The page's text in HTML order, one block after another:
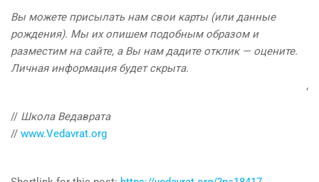
Вы можете присылать нам свои карты (или данные
рождения). Мы их опишем подобным образом и
разместим на сайте, а Вы нам дадите отклик — оцените.
Личная информация будет скрыта.
‘
// Школа Ведаврата
// www.Vedavrat.org